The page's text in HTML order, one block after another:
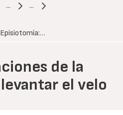
...
...
de la
el velo